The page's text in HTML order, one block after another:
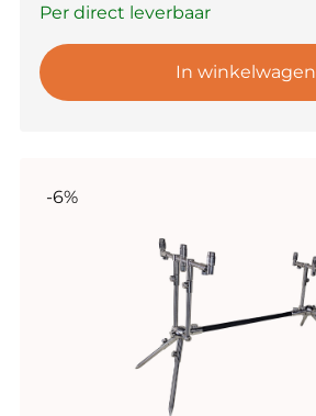
Per direct leverbaar
In winkelwagen
-6%